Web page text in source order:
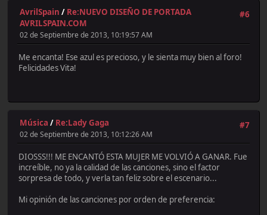
#6
AvrilSpain / Re:NUEVO DISEÑO DE PORTADA
AVRILSPAIN.COM
02 de Septiembre de 2013, 10:19:57 AM
Me encanta! Ese azul es precioso, y le sienta muy bien al foro!
Felicidades Vita!
#7
Música / Re:Lady Gaga
02 de Septiembre de 2013, 10:12:26 AM
DIOSSS!!! ME ENCANTÓ ESTA MUJER ME VOLVIÓ A GANAR. Fue
increíble, no ya la calidad de las canciones, sino el factor
sorpresa de todo, y verla tan feliz sobre el escenario...
Mi opinión de las canciones por orden de preferencia: